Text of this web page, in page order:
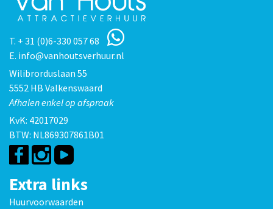
T. + 31 (0)6-330 057 68
E. info@vanhoutsverhuur.nl
Wilibrorduslaan 55
5552 HB Valkenswaard
Afhalen enkel op afspraak
KvK: 42017029
BTW: NL869307861B01
Extra links
Huurvoorwaarden